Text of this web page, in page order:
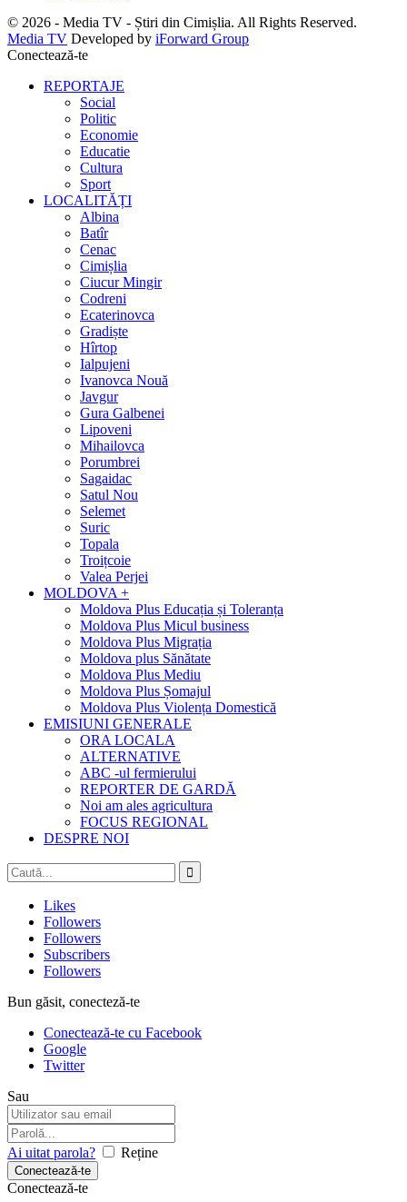
© 2026 - Media TV - Știri din Cimișlia. All Rights Reserved.
Media TV Developed by iForward Group
Conectează-te
REPORTAJE
Social
Politic
Economie
Educatie
Cultura
Sport
LOCALITĂȚI
Albina
Batîr
Cenac
Cimișlia
Ciucur Mingir
Codreni
Ecaterinovca
Gradiște
Hîrtop
Ialpujeni
Ivanovca Nouă
Javgur
Gura Galbenei
Lipoveni
Mihailovca
Porumbrei
Sagaidac
Satul Nou
Selemet
Suric
Topala
Troițcoie
Valea Perjei
MOLDOVA +
Moldova Plus Educația și Toleranța
Moldova Plus Micul business
Moldova Plus Migrația
Moldova plus Sănătate
Moldova Plus Mediu
Moldova Plus Șomajul
Moldova Plus Violența Domestică
EMISIUNI GENERALE
ORA LOCALA
ALTERNATIVE
ABC -ul fermierului
REPORTER DE GARDĂ
Noi am ales agricultura
FOCUS REGIONAL
DESPRE NOI
Likes
Followers
Followers
Subscribers
Followers
Bun găsit, conecteză-te
Conectează-te cu Facebook
Google
Twitter
Sau
Ai uitat parola? Reține
Conectează-te